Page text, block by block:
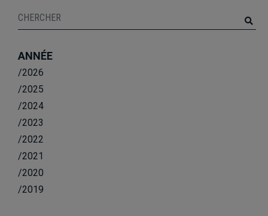
ANNÉE
/2026
/2025
/2024
/2023
/2022
/2021
/2020
/2019